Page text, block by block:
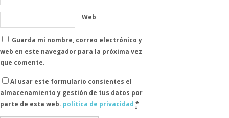
Web
Guarda mi nombre, correo electrónico y
web en este navegador para la próxima vez
que comente.
Al usar este formulario consientes el
almacenamiento y gestión de tus datos por
parte de esta web. politica de privacidad *